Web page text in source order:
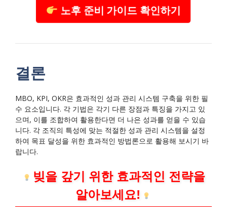
노후 준비 가이드 확인하기
결론
MBO, KPI, OKR은 효과적인 성과 관리 시스템 구축을 위한 필
수 요소입니다. 각 기법은 각기 다른 장점과 특징을 가지고 있
으며, 이를 조합하여 활용한다면 더 나은 성과를 얻을 수 있습
니다. 각 조직의 특성에 맞는 적절한 성과 관리 시스템을 설정
하여 목표 달성을 위한 효과적인 방법론으로 활용해 보시기 바
랍니다.
빚을 갚기 위한 효과적인 전략을
알아보세요!